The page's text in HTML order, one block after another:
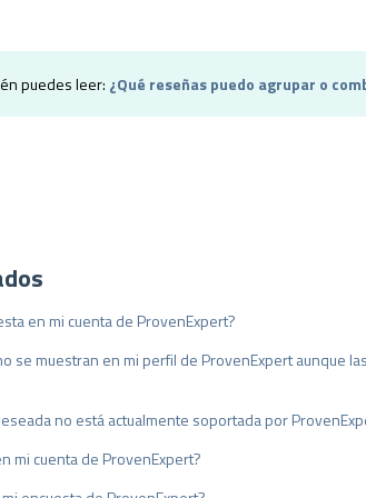
puedes leer: ¿Qué reseñas puedo agrupar o
en mi cuenta de ProvenExpert?
se muestran en mi perfil de ProvenExpert aunque
no está actualmente soportada por
mi cuenta de ProvenExpert?